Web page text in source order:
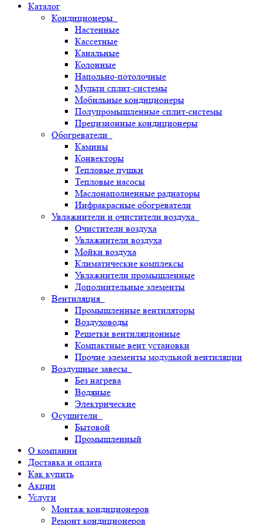
Каталог
Кондиционеры
Настенные
Кассетные
Канальные
Колонные
Напольно-потолочные
Мульти сплит-системы
Мобильные кондиционеры
Полупромышленные сплит-системы
Прецизионные кондиционеры
Обогреватели
Камины
Конвекторы
Тепловые пушки
Тепловые насосы
Маслонаполненные радиаторы
Инфракрасные обогреватели
Увлажнители и очистители воздуха
Очистители воздуха
Увлажнители воздуха
Мойки воздуха
Климатические комплексы
Увлажнители промышленные
Дополнительные элементы
Вентиляция
Промышленные вентиляторы
Воздуховоды
Решетки вентиляционные
Компактные вент установки
Прочие элементы модульной вентиляции
Воздушные завесы
Без нагрева
Водяные
Электрические
Осушители
Бытовой
Промышленный
О компании
Доставка и оплата
Как купить
Акции
Услуги
Монтаж кондиционеров
Ремонт кондиционеров